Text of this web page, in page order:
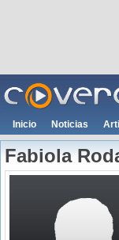
Inicio Noticias
Fabiola